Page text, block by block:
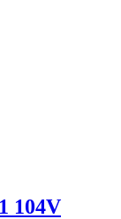
104V